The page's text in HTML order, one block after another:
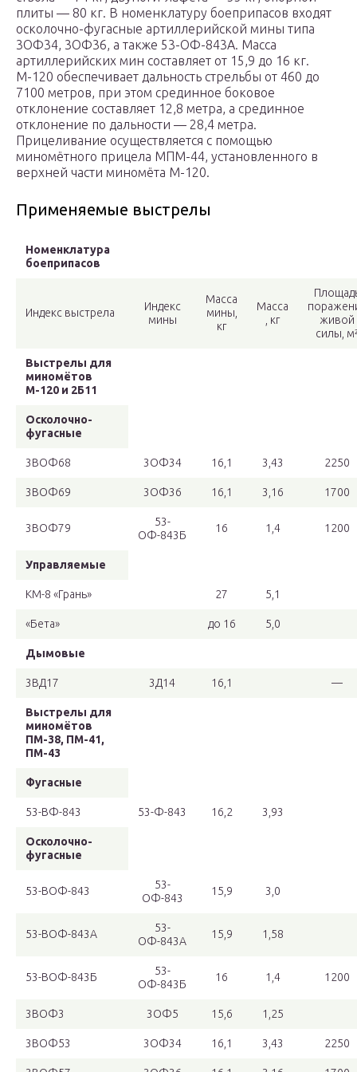
плиты — 80 кг. В номенклатуру боеприпасов входят
осколочно-фугасные артиллерийской мины типа
3ОФ34, 3ОФ36, а также 53-ОФ-843А. Масса
артиллерийских мин составляет от 15,9 до 16 кг.
М-120 обеспечивает дальность стрельбы от 460 до
7100 метров, при этом срединное боковое
отклонение составляет 12,8 метра, а срединное
отклонение по дальности — 28,4 метра.
Прицеливание осуществляется с помощью
миномётного прицела МПМ-44, установленного в
верхней части миномёта М-120.
Применяемые выстрелы
Номенклатура
боеприпасов
Индекс выстрела
Индекс
мины
Масса
мины,
кг
Масса
, кг
живой
силы,
Выстрелы для
миномётов
М-120 и 2Б11
Осколочно-
фугасные
3ВОФ68 3ОФ34 16,1 3,43 2250
3ВОФ69 3ОФ36 16,1 3,16 1700
3ВОФ79
53-
ОФ-843Б
16 1,4 1200
Управляемые
КМ-8 «Грань» 27 5,1
«Бета» до 16 5,0
Дымовые
3ВД17 3Д14 16,1 —
Выстрелы для
миномётов
ПМ-38, ПМ-41,
ПМ-43
Фугасные
53-ВФ-843 53-Ф-843 16,2 3,93
Осколочно-
фугасные
53-ВОФ-843
53-
ОФ-843
15,9 3,0
53-ВОФ-843А
53-
ОФ-843А
15,9 1,58
53-ВОФ-843Б
53-
ОФ-843Б
16 1,4 1200
3ВОФ3 3ОФ5 15,6 1,25
3ВОФ53 3ОФ34 16,1 3,43 2250